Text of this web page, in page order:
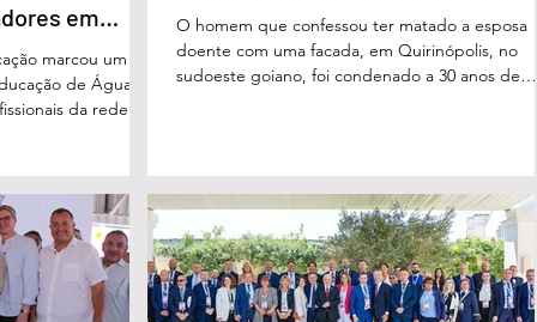
em
marcou um
de Águas
da rede
das futuras
municipal
destacou que o
aos
um
O homem que confessou ter matado a esposa
doente com uma facada, em Quirinópolis, no
sudoeste goiano, foi condenado a 30 anos de
Acidente Vascular Cerebral (AVC) e estava em
condição de fragilidade física. De acordo com o
processo, Cléria foi morta com um único golpe
faca no pescoço, enquanto estava no quarto
repousando, desferido pelo